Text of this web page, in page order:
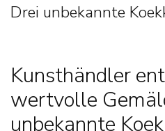
Drei unbekannte
Kunsthändler
wertvolle
unbekannte